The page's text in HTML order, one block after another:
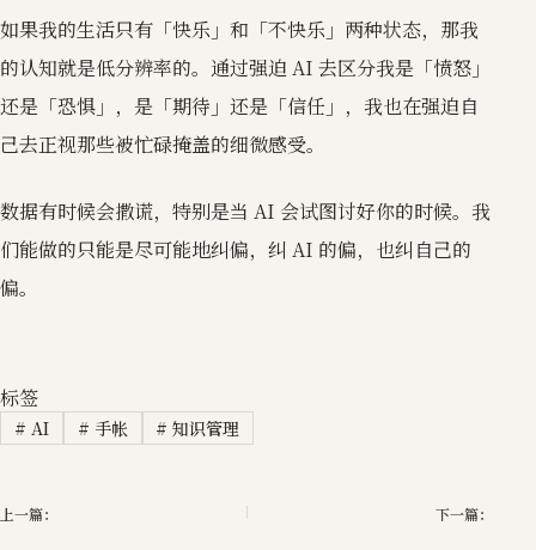
如果我的生活只有「快乐」和「不快乐」两种状态，那我
的认知就是低分辨率的。通过强迫 AI 去区分我是「愤怒」
还是「恐惧」，是「期待」还是「信任」，我也在强迫自
己去正视那些被忙碌掩盖的细微感受。
数据有时候会撒谎，特别是当 AI 会试图讨好你的时候。我
们能做的只能是尽可能地纠偏，纠 AI 的偏，也纠自己的
偏。
标签
# AI # 手帐 # 知识管理
上一篇： 下一篇：